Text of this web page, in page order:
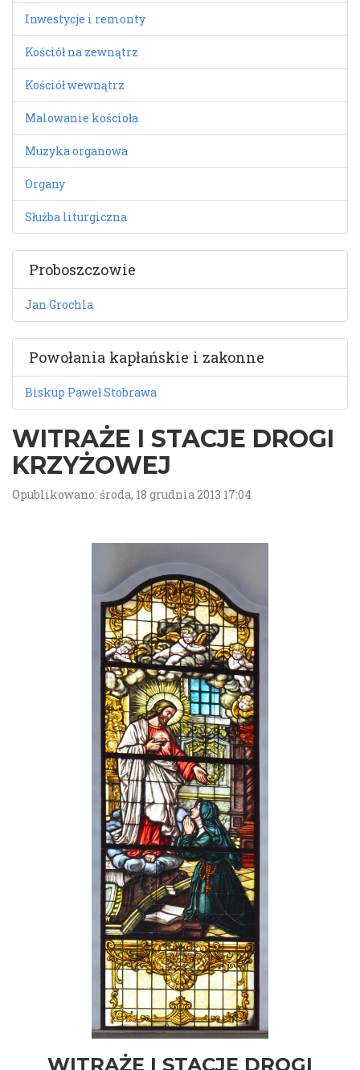
Inwestycje i remonty
Kościół na zewnątrz
Kościół wewnątrz
Malowanie kościoła
Muzyka organowa
Organy
Służba liturgiczna
Proboszczowie
Jan Grochla
Powołania kapłańskie i zakonne
Biskup Paweł Stobrawa
WITRAŻE I STACJE DROGI
KRZYŻOWEJ
Opublikowano: środa, 18 grudnia 2013 17:04
WITRAŻE I STACJE DROGI